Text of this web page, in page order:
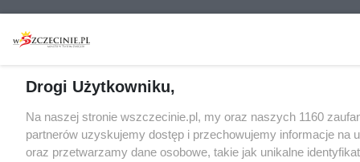
Drogi Użytkowniku,
Na naszej stronie wszczecinie.pl, my oraz naszych 1160
partnerów uzyskujemy dostęp i przechowujemy informacje na
oraz przetwarzamy dane osobowe, takie jak unikalne